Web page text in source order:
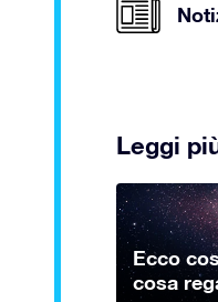
Leggi
Ecco
cosa